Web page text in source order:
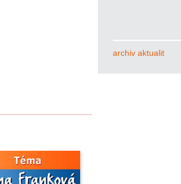
archiv aktualit